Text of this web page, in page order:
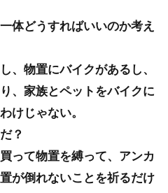
体どうすればいいのか考え
、物置にバイクがあるし、
、家族とペットをバイクに
けじゃない。
？
って物置を縛って、アンカ
が倒れないことを祈るだけ